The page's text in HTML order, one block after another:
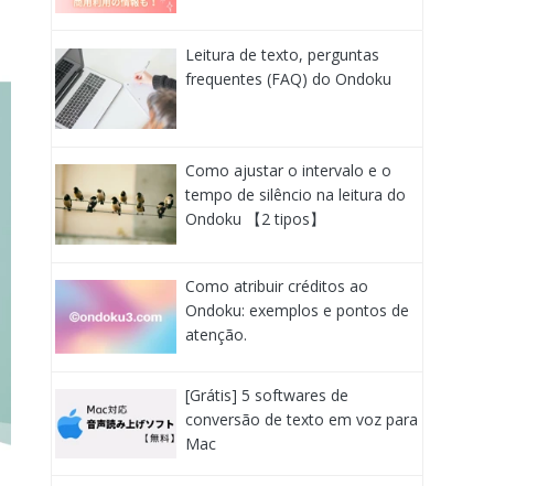
Leitura de texto, perguntas
frequentes (FAQ) do Ondoku
Como ajustar o intervalo e o
tempo de silêncio na leitura do
Ondoku 【2 tipos】
Como atribuir créditos ao
Ondoku: exemplos e pontos de
atenção.
[Grátis] 5 softwares de
conversão de texto em voz para
Mac